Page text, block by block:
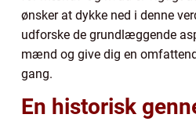
ønsker at dykke ned i denne
udforske de grundlæggende
mænd og give dig en
gang.
En historisk